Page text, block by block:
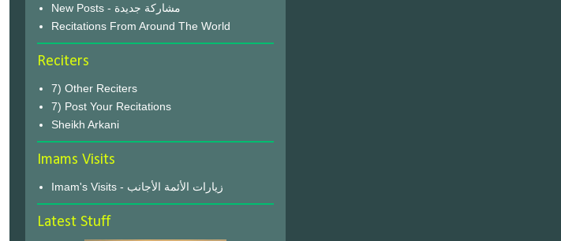
New Posts - مشاركة جديدة
Recitations From Around The World
Reciters
7) Other Reciters
7) Post Your Recitations
Sheikh Arkani
Imams Visits
Imam's Visits - زيارات الأئمة الأجانب
Latest Stuff